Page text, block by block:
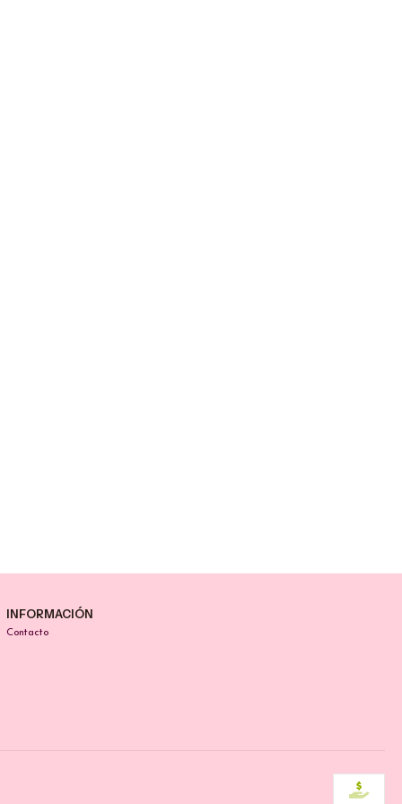
INFORMACIÓN
Contacto